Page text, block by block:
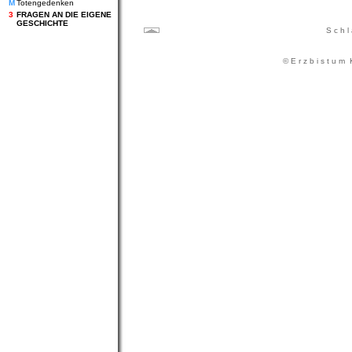
MTotengedenken
3 FRAGEN AN DIE EIGENE
GESCHICHTE
S c h l
© E r z b i s t u m